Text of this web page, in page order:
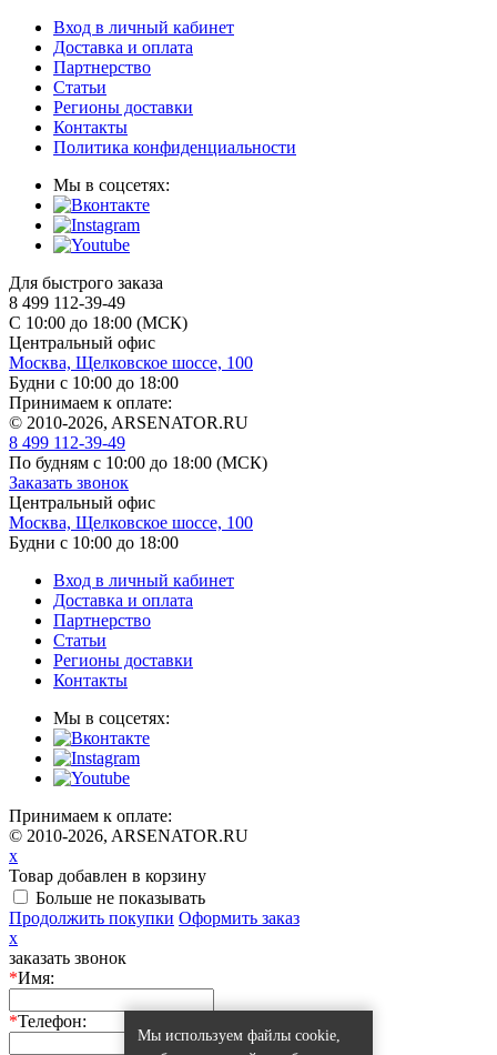
Мы используем файлы cookie,
Вход в личный кабинет
Доставка и оплата
Партнерство
Статьи
Регионы доставки
Контакты
Политика конфиденциальности
Мы в соцсетях:
Для быстрого заказа
8 499 112-39-49
С 10:00 до 18:00 (МСК)
Центральный офис
Москва, Щелковское шоссе, 100
Будни с 10:00 до 18:00
Принимаем к оплате:
© 2010-2026, ARSENATOR.RU
8 499 112-39-49
По будням с 10:00 до 18:00 (МСК)
Заказать звонок
Центральный офис
Москва, Щелковское шоссе, 100
Будни с 10:00 до 18:00
Вход в личный кабинет
Доставка и оплата
Партнерство
Статьи
Регионы доставки
Контакты
Мы в соцсетях:
Принимаем к оплате:
© 2010-2026, ARSENATOR.RU
x
Товар добавлен в корзину
Больше не показывать
Продолжить покупки Оформить заказ
x
заказать звонок
*Имя:
*Телефон: